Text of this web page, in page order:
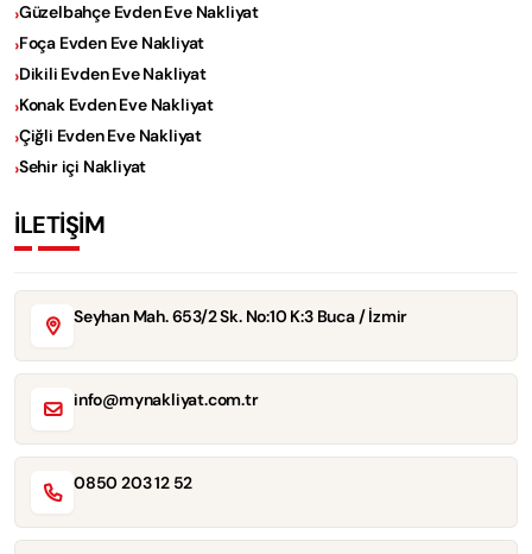
Güzelbahçe Evden Eve Nakliyat
Foça Evden Eve Nakliyat
Dikili Evden Eve Nakliyat
Konak Evden Eve Nakliyat
Çiğli Evden Eve Nakliyat
Sehir içi Nakliyat
İLETİŞİM
Seyhan Mah. 653/2 Sk. No:10 K:3 Buca / İzmir
info@mynakliyat.com.tr
0850 203 12 52